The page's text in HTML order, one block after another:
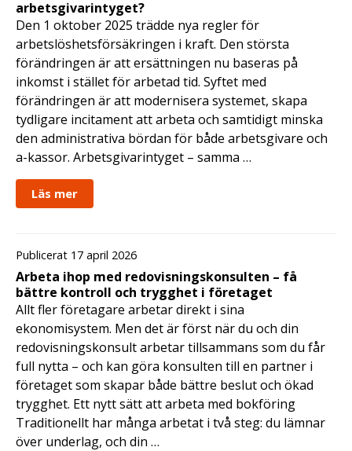
arbetsgivarintyget?
Den 1 oktober 2025 trädde nya regler för
arbetslöshetsförsäkringen i kraft. Den största
förändringen är att ersättningen nu baseras på
inkomst i stället för arbetad tid. Syftet med
förändringen är att modernisera systemet, skapa
tydligare incitament att arbeta och samtidigt minska
den administrativa bördan för både arbetsgivare och
a-kassor. Arbetsgivarintyget – samma …
Läs mer
Publicerat 17 april 2026
Arbeta ihop med redovisningskonsulten – få
bättre kontroll och trygghet i företaget
Allt fler företagare arbetar direkt i sina
ekonomisystem. Men det är först när du och din
redovisningskonsult arbetar tillsammans som du får
full nytta – och kan göra konsulten till en partner i
företaget som skapar både bättre beslut och ökad
trygghet. Ett nytt sätt att arbeta med bokföring
Traditionellt har många arbetat i två steg: du lämnar
över underlag, och din …